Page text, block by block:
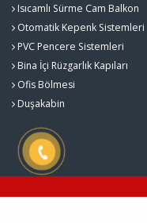
Isıcamlı Sürme Cam Balkon
Otomatik Kepenk Sistemleri
PVC Pencere Sistemleri
Bina İçi Rüzgarlık Kapıları
Ofis Bölmesi
Duşakabin